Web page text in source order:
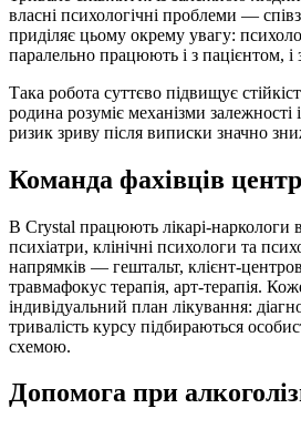
власні психологічні проблеми —
приділяє цьому окрему увагу:
паралельно працюють і з пацієнтом, і
Така робота суттєво підвищує
родина розуміє механізми
ризик зриву після виписки значно
Команда фахівців
В Crystal працюють лікарі-наркологи
психіатри, клінічні психологи та
напрямків — гештальт, клієнт-
травмафокус терапія, арт-терапія.
індивідуальний план лікування:
тривалість курсу підбираються
схемою.
Допомога при